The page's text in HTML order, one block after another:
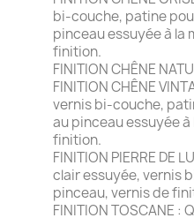
bi-couche, patine
pinceau essuyée à la
finition.
FINITION CHÊNE
FINITION CHÊNE
vernis bi-couche,
au pinceau essuyée
finition.
FINITION PIERRE DE
clair essuyée, vernis
pinceau, vernis de
FINITION TOSCANE :